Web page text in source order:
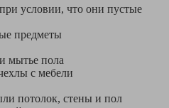
условии, что они пустые
предметы
мытье пола
с мебели
потолок, стены и пол